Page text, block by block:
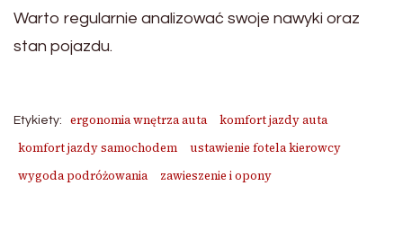
Warto regularnie analizować swoje nawyki oraz
stan pojazdu.
Etykiety: ergonomia wnętrza auta
komfort jazdy auta
komfort jazdy samochodem
ustawienie fotela kierowcy
wygoda podróżowania
zawieszenie i opony